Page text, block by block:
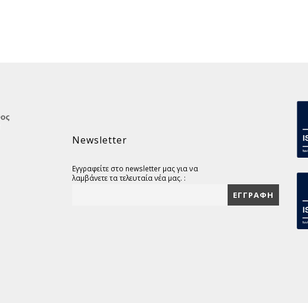
Newsletter
Εγγραφείτε στο newsletter μας για να
λαμβάνετε τα τελευταία νέα μας. :